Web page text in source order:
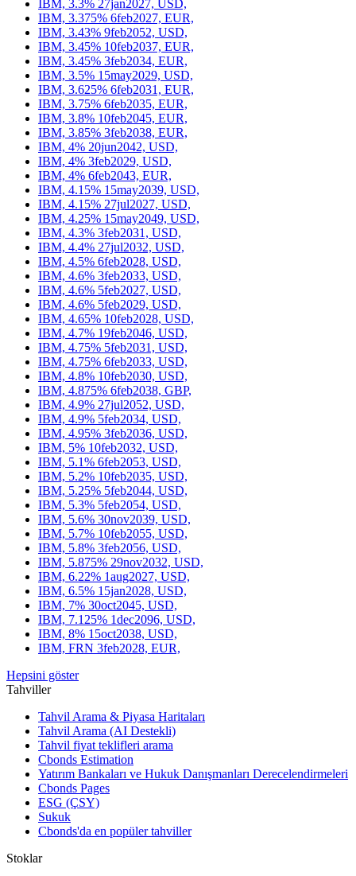
IBM, 3.3% 27jan2027, USD,
IBM, 3.375% 6feb2027, EUR,
IBM, 3.43% 9feb2052, USD,
IBM, 3.45% 10feb2037, EUR,
IBM, 3.45% 3feb2034, EUR,
IBM, 3.5% 15may2029, USD,
IBM, 3.625% 6feb2031, EUR,
IBM, 3.75% 6feb2035, EUR,
IBM, 3.8% 10feb2045, EUR,
IBM, 3.85% 3feb2038, EUR,
IBM, 4% 20jun2042, USD,
IBM, 4% 3feb2029, USD,
IBM, 4% 6feb2043, EUR,
IBM, 4.15% 15may2039, USD,
IBM, 4.15% 27jul2027, USD,
IBM, 4.25% 15may2049, USD,
IBM, 4.3% 3feb2031, USD,
IBM, 4.4% 27jul2032, USD,
IBM, 4.5% 6feb2028, USD,
IBM, 4.6% 3feb2033, USD,
IBM, 4.6% 5feb2027, USD,
IBM, 4.6% 5feb2029, USD,
IBM, 4.65% 10feb2028, USD,
IBM, 4.7% 19feb2046, USD,
IBM, 4.75% 5feb2031, USD,
IBM, 4.75% 6feb2033, USD,
IBM, 4.8% 10feb2030, USD,
IBM, 4.875% 6feb2038, GBP,
IBM, 4.9% 27jul2052, USD,
IBM, 4.9% 5feb2034, USD,
IBM, 4.95% 3feb2036, USD,
IBM, 5% 10feb2032, USD,
IBM, 5.1% 6feb2053, USD,
IBM, 5.2% 10feb2035, USD,
IBM, 5.25% 5feb2044, USD,
IBM, 5.3% 5feb2054, USD,
IBM, 5.6% 30nov2039, USD,
IBM, 5.7% 10feb2055, USD,
IBM, 5.8% 3feb2056, USD,
IBM, 5.875% 29nov2032, USD,
IBM, 6.22% 1aug2027, USD,
IBM, 6.5% 15jan2028, USD,
IBM, 7% 30oct2045, USD,
IBM, 7.125% 1dec2096, USD,
IBM, 8% 15oct2038, USD,
IBM, FRN 3feb2028, EUR,
Hepsini göster
Tahviller
Tahvil Arama & Piyasa Haritaları
Tahvil Arama (AI Destekli)
Tahvil fiyat teklifleri arama
Cbonds Estimation
Yatırım Bankaları ve Hukuk Danışmanları Derecelendirmeleri
Cbonds Pages
ESG (ÇSY)
Sukuk
Cbonds'da en popüler tahviller
Stoklar